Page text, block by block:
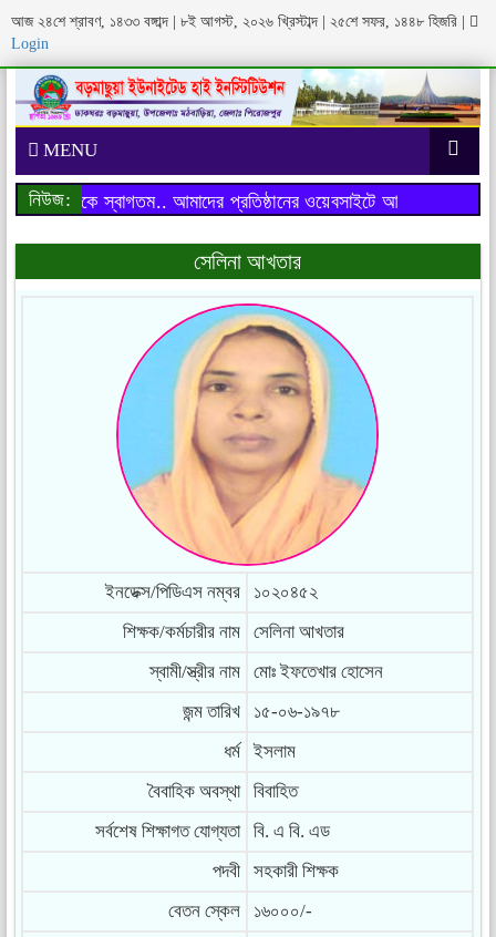
আজ ২৪শে শ্রাবণ, ১৪৩৩ বঙ্গাব্দ | ৮ই আগস্ট, ২০২৬ খ্রিস্টাব্দ | ২৫শে সফর, ১৪৪৮ হিজরি
Login
MENU
নিউজ: আমাদের প্রতিষ্ঠানের ওয়েবসাইটে আপনাকে স্বাগতম..
আপনাকে স্বাগতম..
সেলিনা আখতার
ইনডেক্স/পিডিএস নম্বর
১০২০৪৫২
শিক্ষক/কর্মচারীর নাম
সেলিনা আখতার
স্বামী/স্ত্রীর নাম
মোঃ ইফতেখার হোসেন
জন্ম তারিখ
১৫-০৬-১৯৭৮
ধর্ম
ইসলাম
বৈবাহিক অবস্থা
বিবাহিত
সর্বশেষ শিক্ষাগত যোগ্যতা
বি. এ বি. এড
পদবী
সহকারী শিক্ষক
বেতন স্কেল
১৬০০০/-